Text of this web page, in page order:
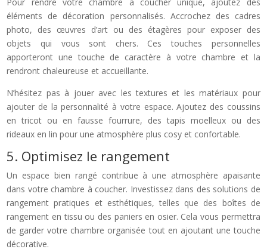
éléments de décoration personnalisés. Accrochez des cadres
photo, des œuvres d’art ou des étagères pour exposer des
objets qui vous sont chers. Ces touches personnelles
apporteront une touche de caractère à votre chambre et la
rendront chaleureuse et accueillante.
N’hésitez pas à jouer avec les textures et les matériaux pour
ajouter de la personnalité à votre espace. Ajoutez des coussins
en tricot ou en fausse fourrure, des tapis moelleux ou des
rideaux en lin pour une atmosphère plus cosy et confortable.
5. Optimisez le rangement
Un espace bien rangé contribue à une atmosphère apaisante
dans votre chambre à coucher. Investissez dans des solutions de
rangement pratiques et esthétiques, telles que des boîtes de
rangement en tissu ou des paniers en osier. Cela vous permettra
de garder votre chambre organisée tout en ajoutant une touche
décorative.